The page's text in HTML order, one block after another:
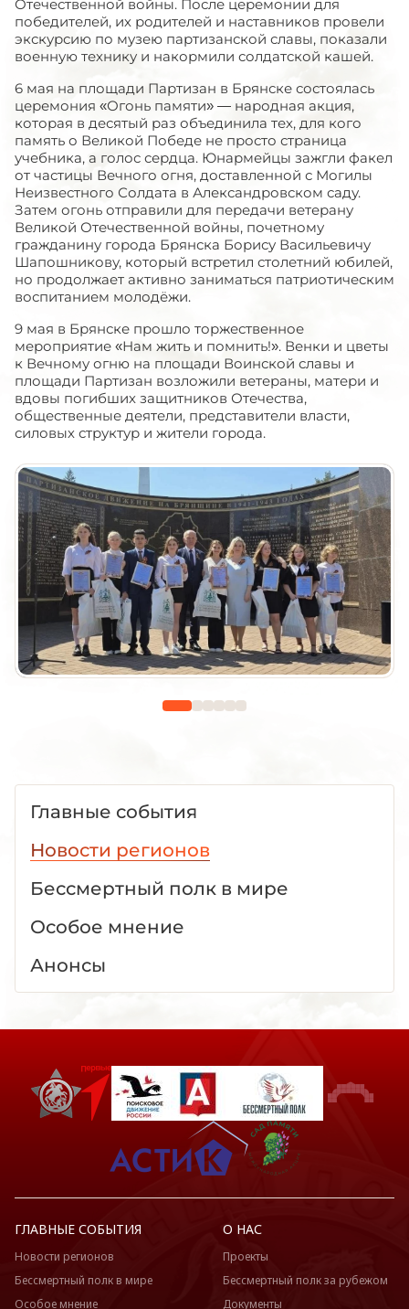
Отечественной войны. После церемонии для
победителей, их родителей и наставников провели
экскурсию по музею партизанской славы, показали
военную технику и накормили солдатской кашей.
6 мая на площади Партизан в Брянске состоялась
церемония «Огонь памяти» — народная акция,
которая в десятый раз объединила тех, для кого
память о Великой Победе не просто страница
учебника, а голос сердца. Юнармейцы зажгли факел
от частицы Вечного огня, доставленной с Могилы
Неизвестного Солдата в Александровском саду.
Затем огонь отправили для передачи ветерану
Великой Отечественной войны, почетному
гражданину города Брянска Борису Васильевичу
Шапошникову, который встретил столетний юбилей,
но продолжает активно заниматься патриотическим
воспитанием молодёжи.
9 мая в Брянске прошло торжественное
мероприятие «Нам жить и помнить!». Венки и цветы
к Вечному огню на площади Воинской славы и
площади Партизан возложили ветераны, матери и
вдовы погибших защитников Отечества,
общественные деятели, представители власти,
силовых структур и жители города.
Главные события
Новости регионов
Бессмертный полк в мире
Особое мнение
Анонсы
ГЛАВНЫЕ СОБЫТИЯ
Новости регионов
Бессмертный полк в мире
Особое мнение
О НАС
Проекты
Бессмертный полк за рубежом
Документы